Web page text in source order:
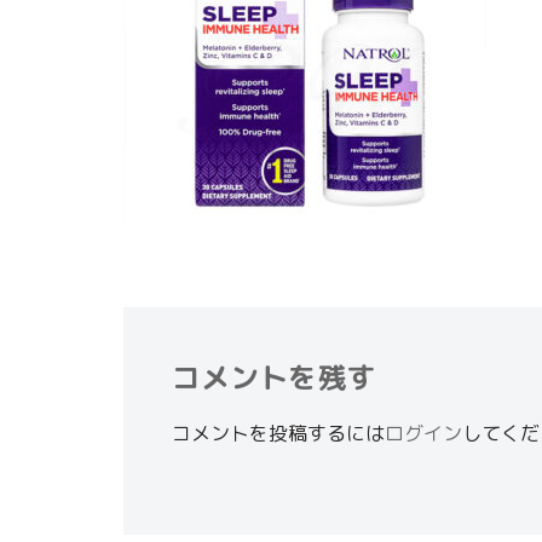
コメントを残す
コメントを投稿するにはログインしてく